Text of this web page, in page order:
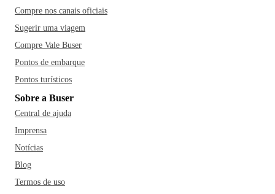
Compre nos canais oficiais
Sugerir uma viagem
Compre Vale Buser
Pontos de embarque
Pontos turísticos
Sobre a Buser
Central de ajuda
Imprensa
Notícias
Blog
Termos de uso